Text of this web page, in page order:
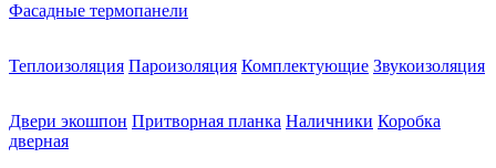
Фасадные термопанели
Теплоизоляция Пароизоляция Комплектующие Звукоизоляция
Двери экошпон Притворная планка Наличники Коробка
дверная